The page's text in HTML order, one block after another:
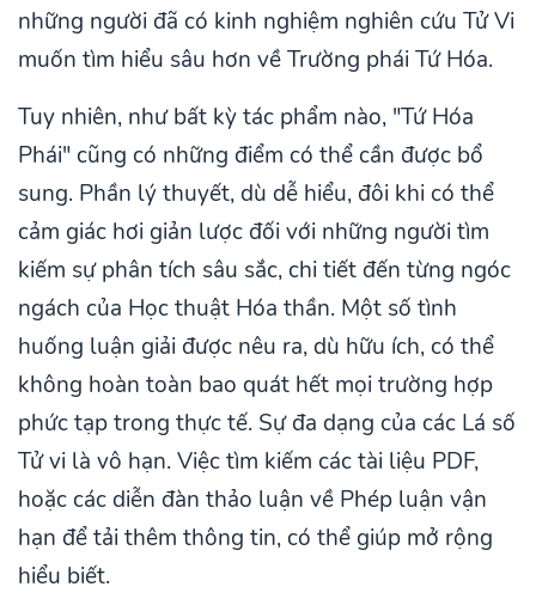
những người đã có kinh nghiệm nghiên cứu Tử Vi
muốn tìm hiểu sâu hơn về Trường phái Tứ Hóa.
Tuy nhiên, như bất kỳ tác phẩm nào, "Tứ Hóa
Phái" cũng có những điểm có thể cần được bổ
sung. Phần lý thuyết, dù dễ hiểu, đôi khi có thể
cảm giác hơi giản lược đối với những người tìm
kiếm sự phân tích sâu sắc, chi tiết đến từng ngóc
ngách của Học thuật Hóa thần. Một số tình
huống luận giải được nêu ra, dù hữu ích, có thể
không hoàn toàn bao quát hết mọi trường hợp
phức tạp trong thực tế. Sự đa dạng của các Lá số
Tử vi là vô hạn. Việc tìm kiếm các tài liệu PDF,
hoặc các diễn đàn thảo luận về Phép luận vận
hạn để tải thêm thông tin, có thể giúp mở rộng
hiểu biết.